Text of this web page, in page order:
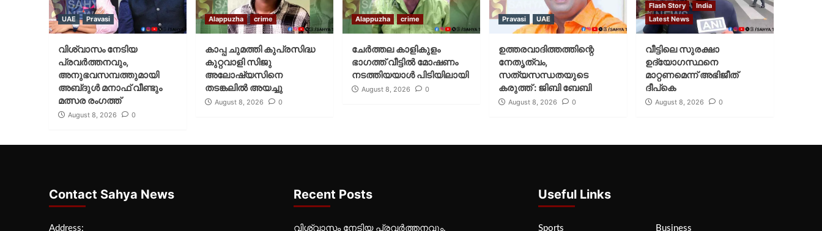
UAE Pravasi
വിശ്വാസം നേടിയ
പ്രവർത്തനവും,
അനുഭവസമ്പത്തുമായി
അബ്‌ദുൾ മനാഫ് വീണ്ടും
മത്സര രംഗത്ത്
August 8, 2026 0
Alappuzha crime
കാപ്പ ചുമത്തി കുപ്രസിദ്ധ
കുറ്റവാളി സിജു
അലോഷ്യസിനെ
തടങ്കലിൽ അയച്ചു
August 8, 2026 0
Alappuzha crime
ചേർത്തല കാളികുളം
ഭാഗത്ത് വീട്ടിൽ മോഷണം
നടത്തിയയാൾ പിടിയിലായി
August 8, 2026 0
Pravasi UAE
ഉത്തരവാദിത്തത്തിന്റെ
നേതൃത്വം,
സത്യസന്ധതയുടെ
കരുത്ത് : ജിബി ബേബി
August 8, 2026 0
Flash Story
India
Latest News
വീട്ടിലെ സുരക്ഷാ
ഉദ്യോഗസ്ഥനെ
മാറ്റണമെന്ന് അഭിജീത്
ദീപ്‌കെ
August 8, 2026 0
Contact Sahya News
Address:
Recent Posts
വിശ്വാസം നേടിയ പ്രവർത്തനവും,
Useful Links
Sports Business